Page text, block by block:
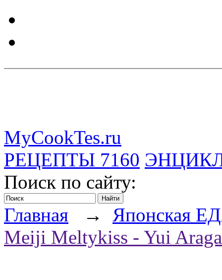
MyCookTes.ru
РЕЦЕПТЫ 7160
Поиск по сайту:
Главная → Японская
Meiji Meltykiss - Yui